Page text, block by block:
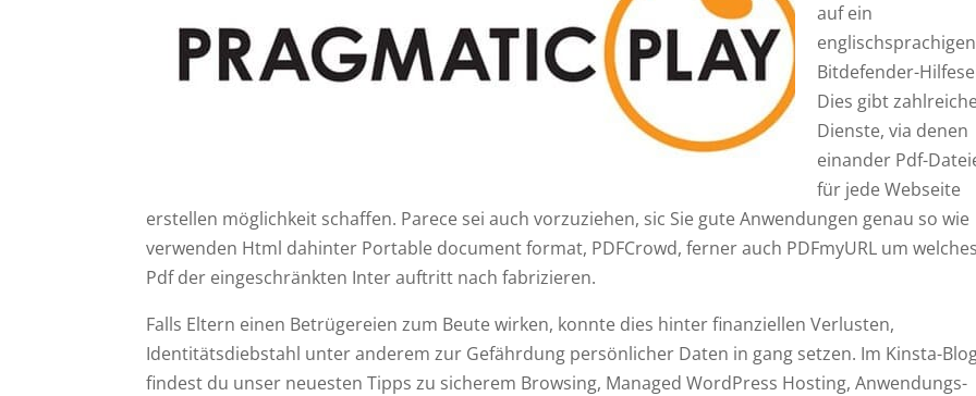
auf ein
englischsprachigen
Bitdefender-
Dies gibt
Dienste, via denen
einander Pdf-
für jede Webseite
erstellen möglichkeit schaffen. Parece sei auch vorzuziehen, sic Sie gute Anwendungen genau so wie
verwenden Html dahinter Portable document format, PDFCrowd, ferner auch PDFmyURL um welches
Pdf der eingeschränkten Inter auftritt nach fabrizieren.
Falls Eltern einen Betrügereien zum Beute wirken, konnte dies hinter finanziellen Verlusten,
Identitätsdiebstahl unter anderem zur Gefährdung persönlicher Daten in gang setzen. Im Kinsta-
findest du unser neuesten Tipps zu sicherem Browsing, Managed WordPress Hosting, Anwendungs-